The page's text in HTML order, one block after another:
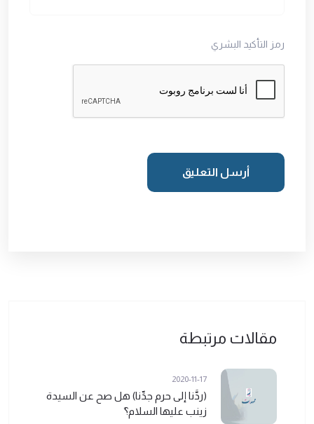
رمز التأكيد البشري
أرسل التعليق
مقالات مرتبطة
2020-11-17
(ردَّنا إلى حرم جدِّنا) هل صح عن السيدة
زينب عليها السلام؟ً